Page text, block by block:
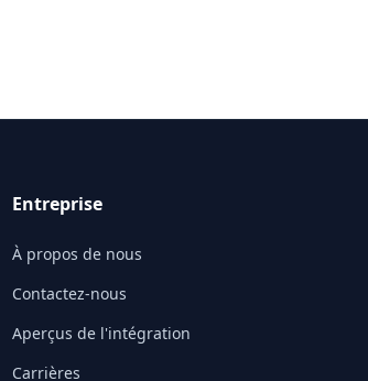
Entreprise
À propos de nous
Contactez-nous
Aperçus de l'intégration
Carrières